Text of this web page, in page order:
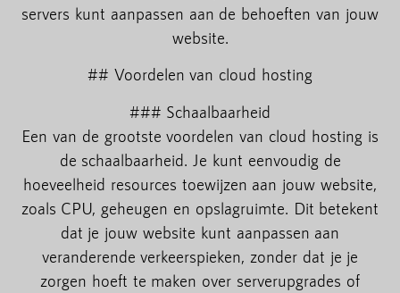
servers kunt aanpassen aan de behoeften van jouw
website.
## Voordelen van cloud hosting
### Schaalbaarheid
Een van de grootste voordelen van cloud hosting is
de schaalbaarheid. Je kunt eenvoudig de
hoeveelheid resources toewijzen aan jouw website,
zoals CPU, geheugen en opslagruimte. Dit betekent
dat je jouw website kunt aanpassen aan
veranderende verkeerspieken, zonder dat je je
zorgen hoeft te maken over serverupgrades of